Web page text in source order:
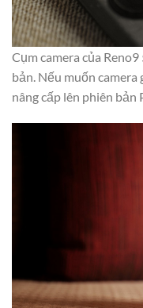
Cụm camera của
bản. Nếu muốn
nâng cấp lên phiên